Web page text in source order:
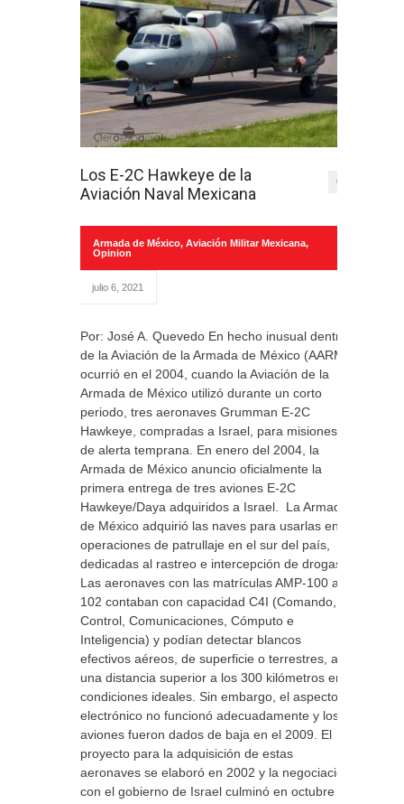
Los E-2C Hawkeye de la
Aviación Naval Mexicana
0
Armada de México, Aviación Militar Mexicana,
Opinion
julio 6, 2021
Por: José A. Quevedo En hecho inusual dentro
de la Aviación de la Armada de México (AARM)
ocurrió en el 2004, cuando la Aviación de la
Armada de México utilizó durante un corto
periodo, tres aeronaves Grumman E-2C
Hawkeye, compradas a Israel, para misiones
de alerta temprana. En enero del 2004, la
Armada de México anuncio oficialmente la
primera entrega de tres aviones E-2C
Hawkeye/Daya adquiridos a Israel. La Armada
de México adquirió las naves para usarlas en
operaciones de patrullaje en el sur del país,
dedicadas al rastreo e intercepción de drogas.
Las aeronaves con las matrículas AMP-100 a
102 contaban con capacidad C4I (Comando,
Control, Comunicaciones, Cómputo e
Inteligencia) y podían detectar blancos
efectivos aéreos, de superficie o terrestres, a
una distancia superior a los 300 kilómetros en
condiciones ideales. Sin embargo, el aspecto
electrónico no funcionó adecuadamente y los
aviones fueron dados de baja en el 2009. El
proyecto para la adquisición de estas
aeronaves se elaboró en 2002 y la negociación
con el gobierno de Israel culminó en octubre